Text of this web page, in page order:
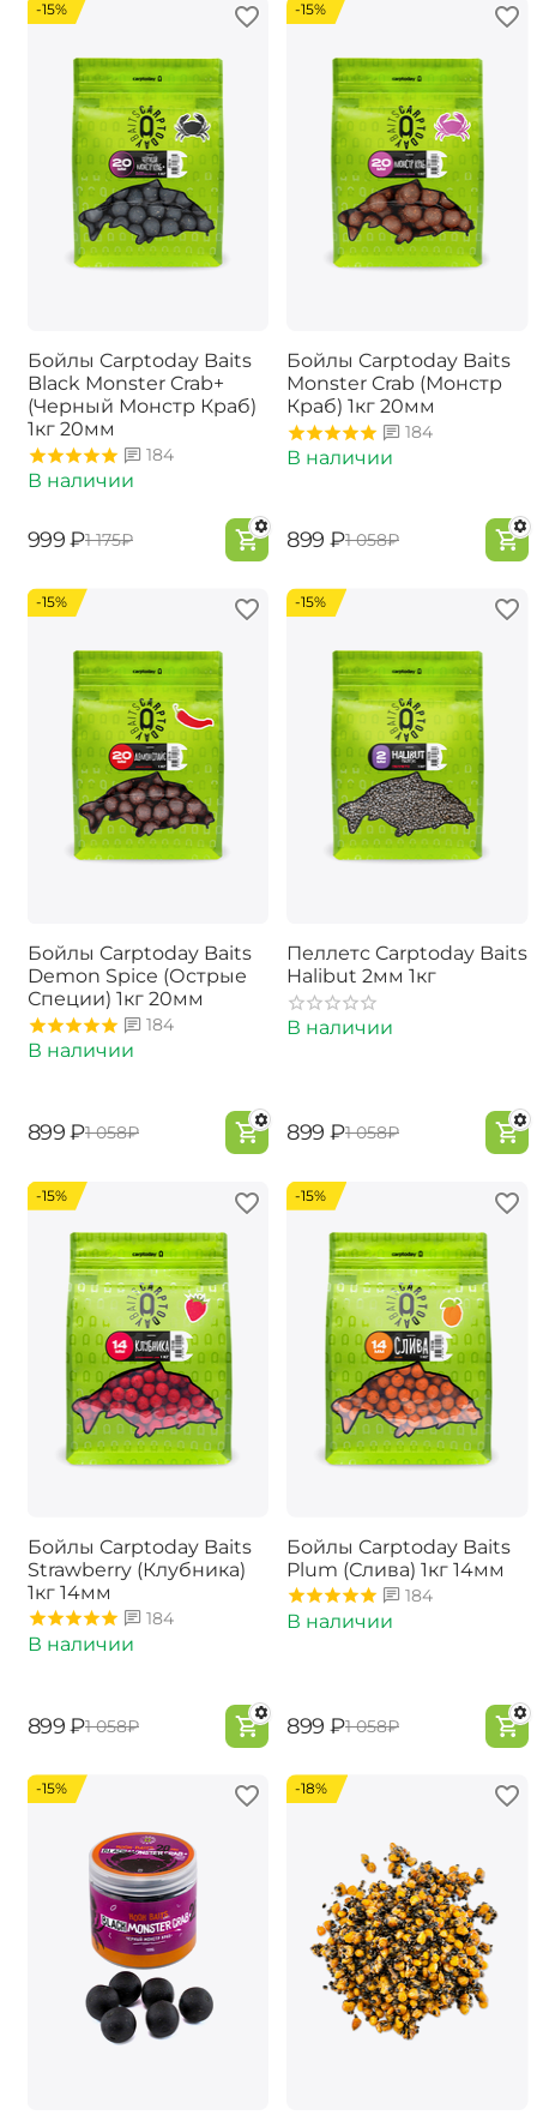
-15%
Бойлы Carptoday Baits
Black Monster Crab+
(Черный Монстр Краб)
1кг 20мм
184
В наличии
‍999‍ ₽‍1 175‍₽
-15%
Бойлы Carptoday Baits
Monster Crab (Монстр
Краб) 1кг 20мм
184
В наличии
‍899‍ ₽‍1 058‍₽
-15%
Бойлы Carptoday Baits
Demon Spice (Острые
Специи) 1кг 20мм
184
В наличии
‍899‍ ₽‍1 058‍₽
-15%
Пеллетс Carptoday Baits
Halibut 2мм 1кг
В наличии
‍899‍ ₽‍1 058‍₽
-15%
Бойлы Carptoday Baits
Strawberry (Клубника)
1кг 14мм
184
В наличии
‍899‍ ₽‍1 058‍₽
-15%
Бойлы Carptoday Baits
Plum (Слива) 1кг 14мм
184
В наличии
‍899‍ ₽‍1 058‍₽
-15% -18%